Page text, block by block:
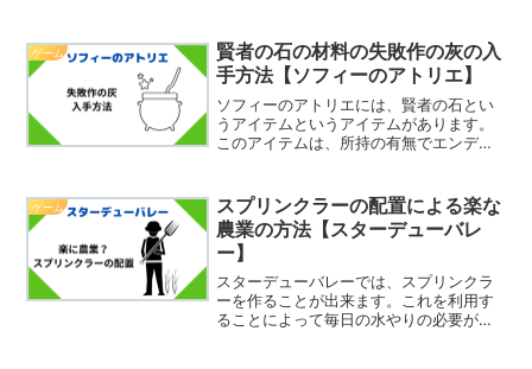
賢者の石は「エリキシル」「中和剤」
「宝石」「神秘の力」とい...
ゲーム
賢者の石の材料の失敗作の灰の入
手方法【ソフィーのアトリエ】
ソフィーのアトリエには、賢者の石とい
うアイテムというアイテムがあります。
このアイテムは、所持の有無でエンディ
このアイテムの作成の材料に失敗作の灰
というものがあります。ただ...
ゲーム
スプリンクラーの配置による楽な
農業の方法【スターデューバレ
ー】
スターデューバレーでは、スプリンクラ
ーを作ることが出来ます。これを利用す
ることによって毎日の水やりの必要がな